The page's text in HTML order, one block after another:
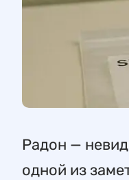
Радон —
одной из